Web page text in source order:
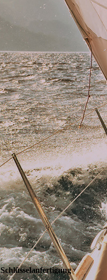
Schlüssel­anfertigung